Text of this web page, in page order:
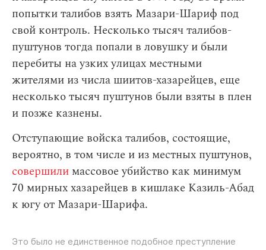
попытки талибов взять Мазари-Шариф под
свой контроль. Несколько тысяч талибов-
пуштунов тогда попали в ловушку и были
перебиты на узких улицах местными
жителями из числа шиитов-хазарейцев, еще
несколько тысяч пуштунов были взяты в плен
и позже казнены.
Отступающие войска талибов, состоящие,
вероятно, в том числе и из местных пуштунов,
совершили массовое убийство как минимум
70 мирных хазарейцев в кишлаке Казиль-Абад
к югу от Мазари-Шарифа.
Это было не единственное подобное преступление